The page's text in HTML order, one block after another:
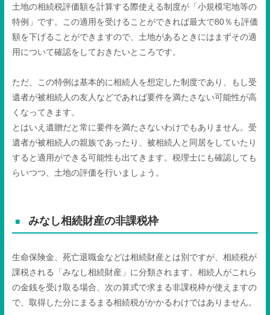
土地の相続税評価額を計算する際使える制度が「小規模宅地等の
特例」です。この適用を受けることができれば最大で80％も評価
額を下げることができますので、土地があるときにはまずその適
用について確認をしておきたいところです。
ただ、この特例は基本的に相続人を想定した制度であり、もし受
遺者が被相続人の友人などであれば要件を満たさない可能性が高
くなってきます。
とはいえ遺贈だと常に要件を満たさないわけでもありません。受
遺者が被相続人の親族であったり、被相続人と同居をしていたり
すると適用ができる可能性も出てきます。税理士にも確認しても
らいつつ、土地の評価を行いましょう。
みなし相続財産の非課税枠
生命保険金、死亡退職金などは相続財産とは別ですが、相続税が
課税される「みなし相続財産」に分類されます。相続人がこれら
の金銭を受け取る場合、次の算式で求まる非課税枠が使えますの
で、取得した分にまるまる相続税がかかるわけではありません。